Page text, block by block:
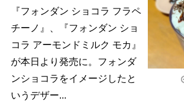
『フォンダン ショコラ フラペ
チーノ』、『フォンダン ショ
コラ アーモンドミルク モカ』
が本日より発売に。フォンダ
ンショコラをイメージしたと
いうデザー...